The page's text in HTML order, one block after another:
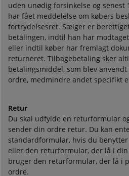
uden unødig forsinkelse og senest
har fået meddelelse om købers
fortrydelsesret. Sælger er
betalingen, indtil han har
eller indtil køber har fremlagt
returneret. Tilbagebetaling sker
betalingsmiddel, som blev
ordre, medmindre andet specifikt
Retur
Du skal udfylde en returformular
sender din ordre retur. Du kan
standardformular, hvis du
eller den returformular, der lå i din
bruger den returformular, der lå i
ordre.